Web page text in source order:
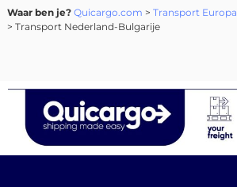
Waar ben je? Quicargo.com > Transport Europa
> Transport Nederland-Bulgarije